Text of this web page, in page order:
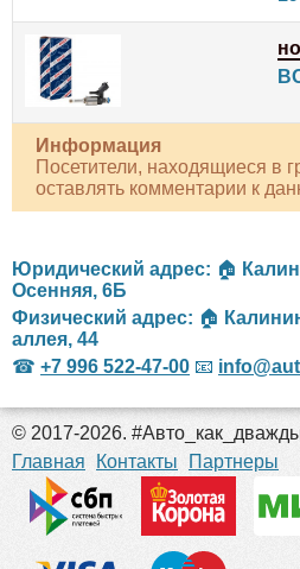
Информация
Посетители, находящиеся в
оставлять комментарии к
Юридический адрес: 🏠
Осенняя, 6Б
Физический адрес: 🏠
аллея, 44
☎ +7 996 522-47-00 📧
© 2017-2026.
Главная
Контакты Партнеры